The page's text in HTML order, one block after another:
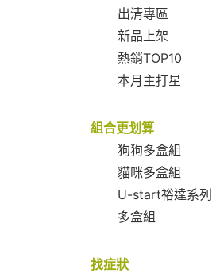
出清專區
新品上架
熱銷TOP10
本月主打星
組合更划算
狗狗多盒組
貓咪多盒組
U-start裕達系列
多盒組
找症狀